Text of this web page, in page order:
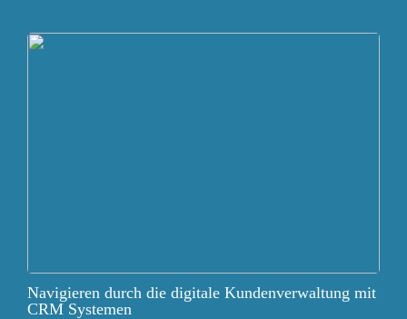
Navigieren durch die digitale Kundenverwaltung mit
CRM Systemen